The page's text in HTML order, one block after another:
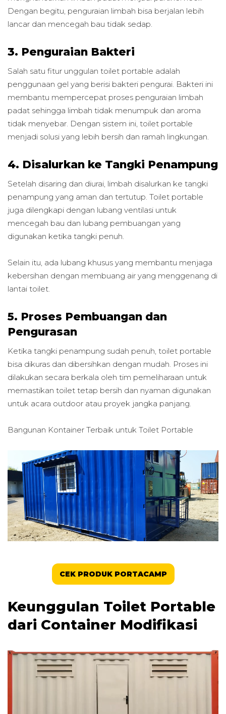
Dengan begitu, penguraian limbah bisa berjalan lebih
lancar dan mencegah bau tidak sedap.
3. Penguraian Bakteri
Salah satu fitur unggulan toilet portable adalah
penggunaan gel yang berisi bakteri pengurai. Bakteri ini
membantu mempercepat proses penguraian limbah
padat sehingga limbah tidak menumpuk dan aroma
tidak menyebar. Dengan sistem ini, toilet portable
menjadi solusi yang lebih bersih dan ramah lingkungan.
4. Disalurkan ke Tangki Penampung
Setelah disaring dan diurai, limbah disalurkan ke tangki
penampung yang aman dan tertutup. Toilet portable
juga dilengkapi dengan lubang ventilasi untuk
mencegah bau dan lubang pembuangan yang
digunakan ketika tangki penuh.
Selain itu, ada lubang khusus yang membantu menjaga
kebersihan dengan membuang air yang menggenang di
lantai toilet.
5. Proses Pembuangan dan
Pengurasan
Ketika tangki penampung sudah penuh, toilet portable
bisa dikuras dan dibersihkan dengan mudah. Proses ini
dilakukan secara berkala oleh tim pemeliharaan untuk
memastikan toilet tetap bersih dan nyaman digunakan
untuk acara outdoor atau proyek jangka panjang.
Bangunan Kontainer Terbaik untuk Toilet Portable
CEK PRODUK PORTACAMP
Keunggulan Toilet Portable
dari Container Modifikasi